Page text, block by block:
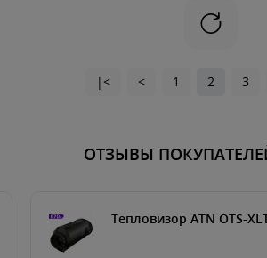
|< < 1 2 3
ОТЗЫВЫ
Тепловизор ATN OTS-